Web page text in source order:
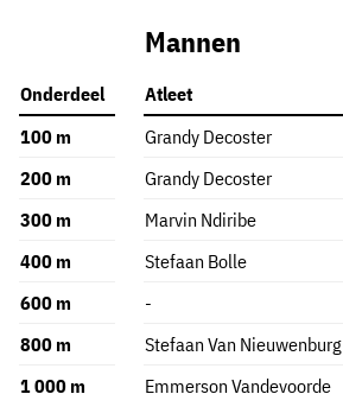
Mannen
Onderdeel Atleet
100 m
Grandy Decoster
200 m
Grandy Decoster
300 m
Marvin Ndiribe
400 m
Stefaan Bolle
600 m
-
800 m
Stefaan Van Nieuwenburg
1 000 m
Emmerson Vandevoorde